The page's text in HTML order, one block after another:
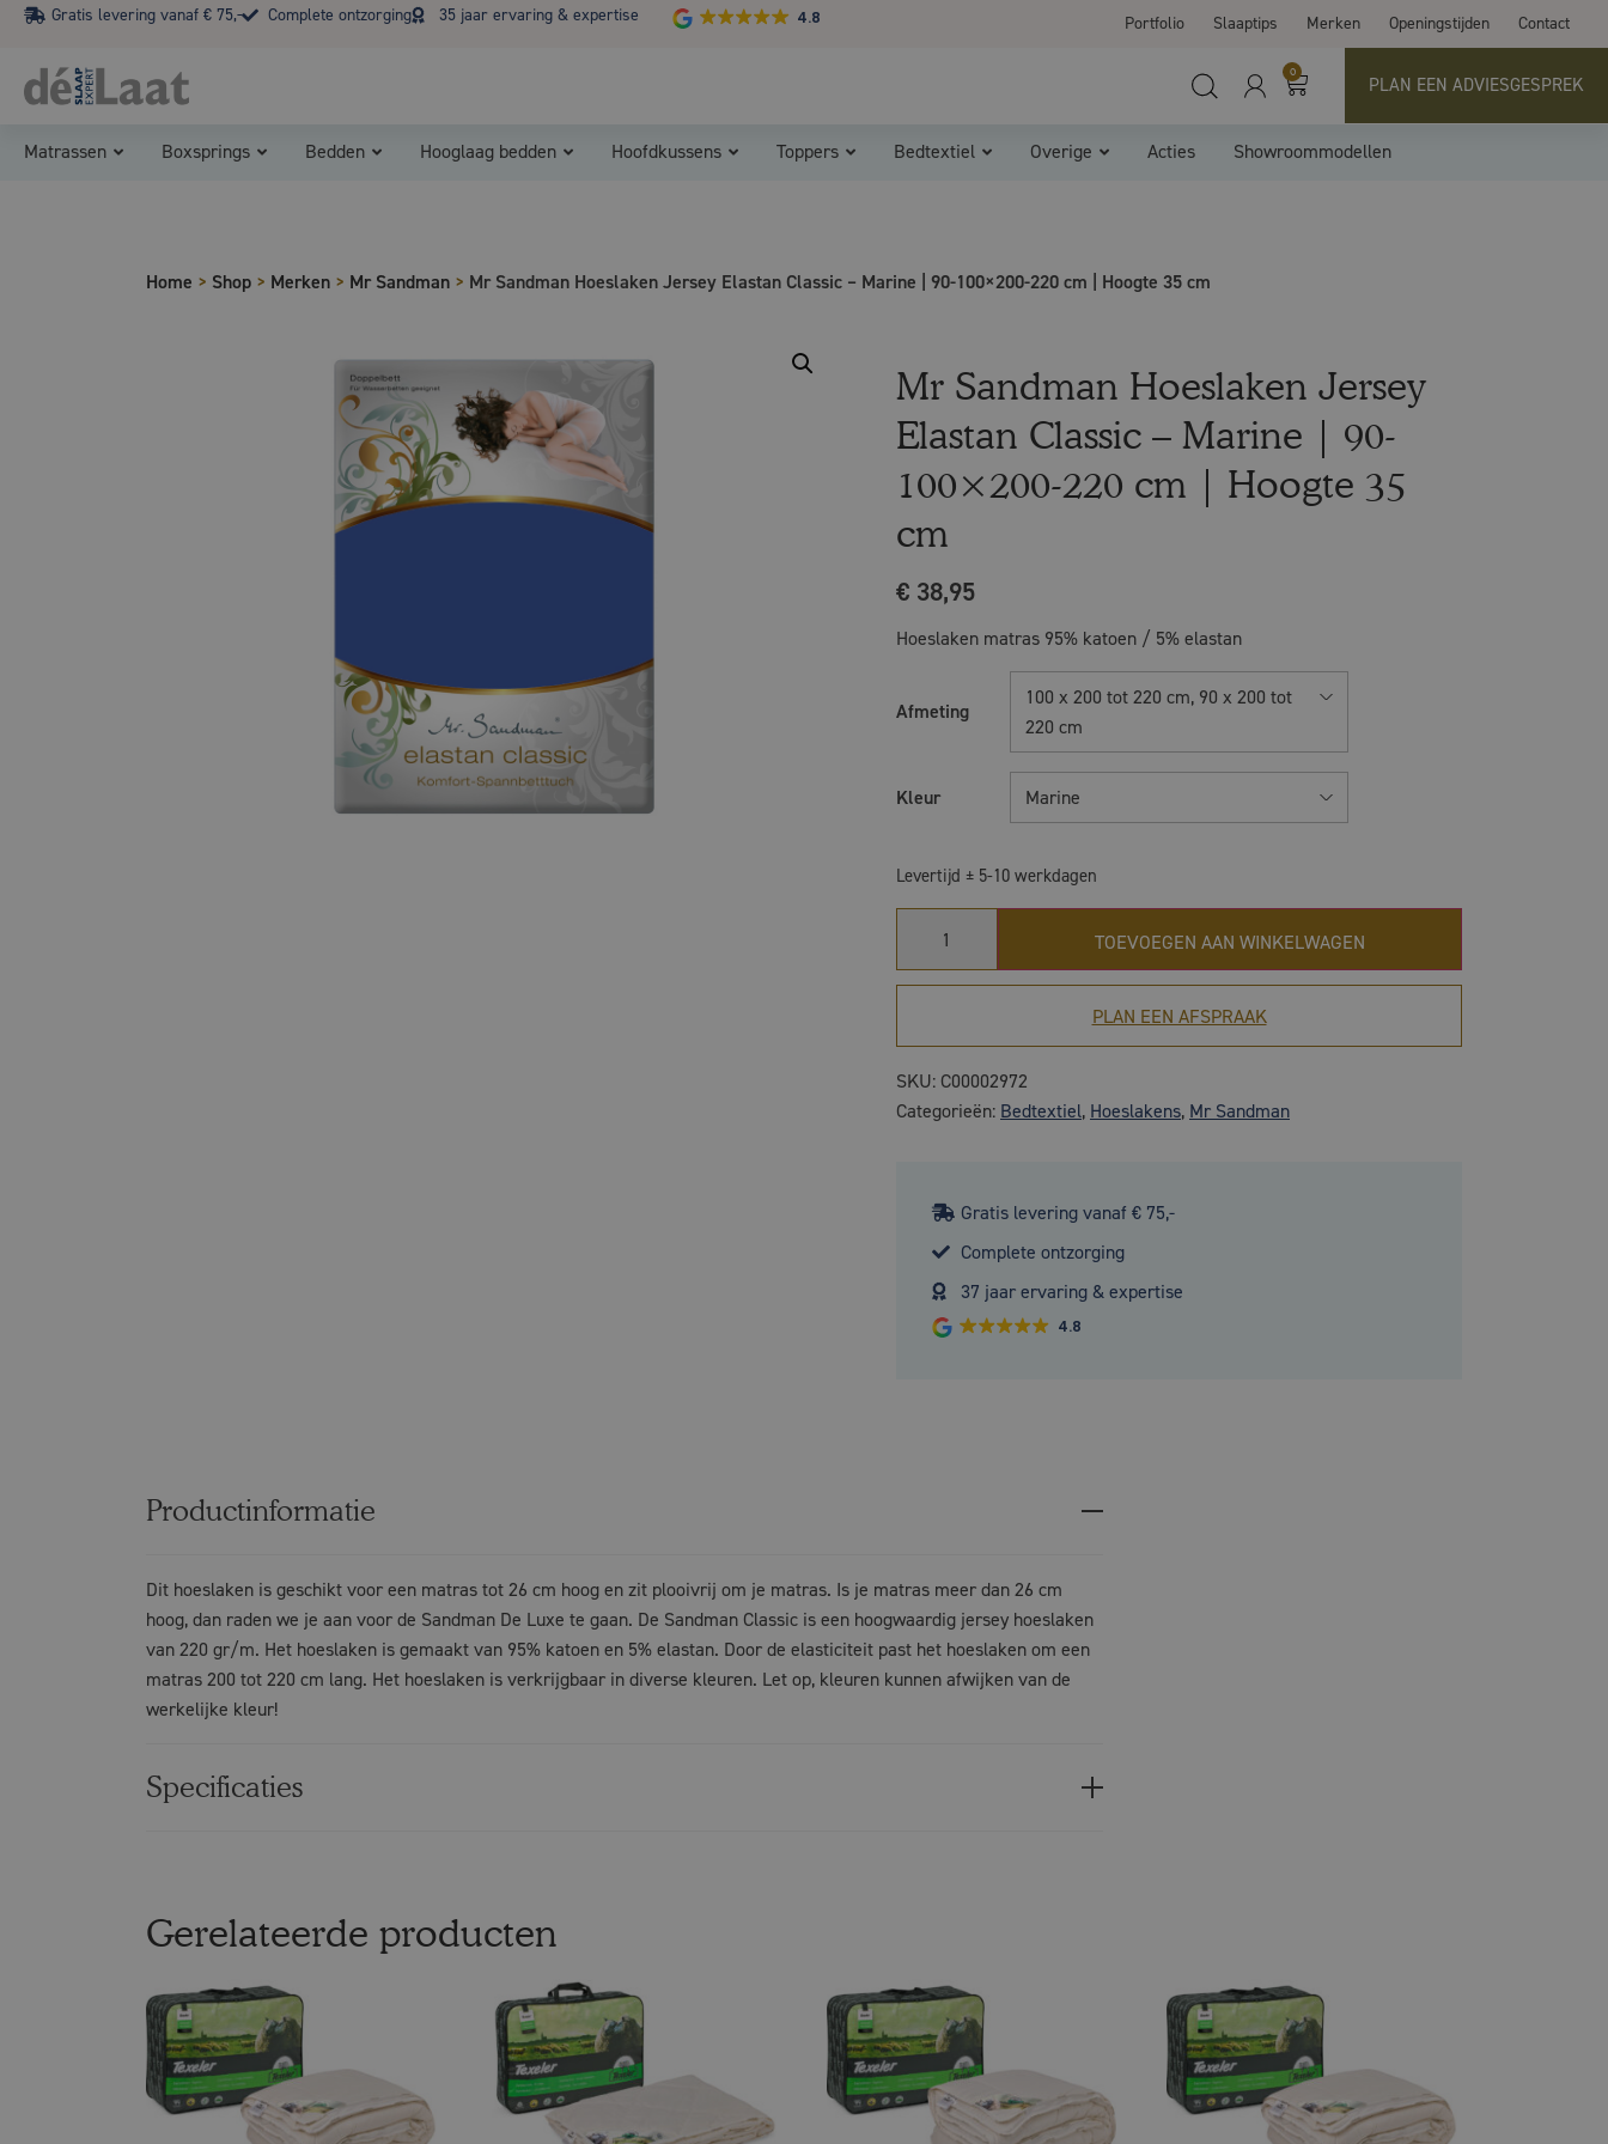
Gratis levering vanaf € 75,- Complete ontzorging 35 jaar ervaring & expertise 4.8 Portfolio Slaaptips Merken Openingstijden Contact
Koopzondag 29 maart in Bladel van 13.00 - 17.00
0
PLAN EEN ADVIESGESPREK
Matrassen Boxsprings Bedden Hooglaag bedden Hoofdkussens Toppers Bedtextiel Overige Acties Showroommodellen
Home > Shop > Merken > Mr Sandman > Mr Sandman Hoeslaken Jersey Elastan Classic – Marine | 90-100×200-220 cm | Hoogte 35 cm
Mr Sandman Hoeslaken Jersey
Elastan Classic – Marine | 90-
100×200-220 cm | Hoogte 35
cm
€ 38,95
Hoeslaken matras 95% katoen / 5% elastan
Afmeting
100 x 200 tot 220 cm, 90 x 200 tot
220 cm
Kleur Marine
Levertijd ± 5-10 werkdagen
TOEVOEGEN AAN WINKELWAGEN
PLAN EEN AFSPRAAK
SKU: C00002972
Categorieën: Bedtextiel, Hoeslakens, Mr Sandman
Gratis levering vanaf € 75,-
Complete ontzorging
37 jaar ervaring & expertise
4.8
Productinformatie
Dit hoeslaken is geschikt voor een matras tot 26 cm hoog en zit plooivrij om je matras. Is je matras meer dan 26 cm
hoog, dan raden we je aan voor de Sandman De Luxe te gaan. De Sandman Classic is een hoogwaardig jersey hoeslaken
van 220 gr/m. Het hoeslaken is gemaakt van 95% katoen en 5% elastan. Door de elasticiteit past het hoeslaken om een
matras 200 tot 220 cm lang. Het hoeslaken is verkrijgbaar in diverse kleuren. Let op, kleuren kunnen afwijken van de
werkelijke kleur!
Specificaties
Gerelateerde producten